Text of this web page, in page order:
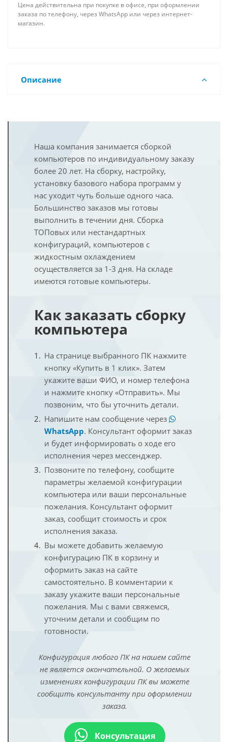
Цена действительна при покупке в офисе, при оформлении
заказа по телефону, через WhatsApp или через интернет-
магазин.
Описание
Наша компания занимается сборкой
компьютеров по индивидуальному заказу
более 20 лет. На сборку, настройку,
установку базового набора программ у
нас уходит чуть больше одного часа.
Большинство заказов мы готовы
выполнить в течении дня. Сборка
ТОПовых или нестандартных
конфигураций, компьютеров с
жидкостным охлаждением
осуществляется за 1-3 дня. На складе
имеются готовые компьютеры.
Как заказать сборку
компьютера
На странице выбранного ПК нажмите
кнопку «Купить в 1 клик». Затем
укажите ваши ФИО, и номер телефона
и нажмите кнопку «Отправить». Мы
позвоним, что бы уточнить детали.
Напишите нам сообщение через
WhatsApp. Консультант оформит заказ
и будет информировать о ходе его
исполнения через мессенджер.
Позвоните по телефону, сообщите
параметры желаемой конфигурации
компьютера или ваши персональные
пожелания. Консультант оформит
заказ, сообщит стоимость и срок
исполнения заказа.
Вы можете добавить желаемую
конфигурацию ПК в корзину и
оформить заказ на сайте
самостоятельно. В комментарии к
заказу укажите ваши персональные
пожелания. Мы с вами свяжемся,
уточним детали и сообщим по
готовности.
Конфигурация любого ПК на нашем сайте
не является окончательной. О желаемых
изменениях конфигурации ПК вы можете
сообщить консультанту при оформлении
заказа.
Консультация